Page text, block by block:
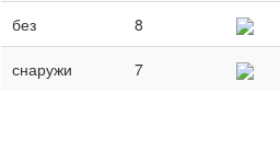
без 8
снаружи 7